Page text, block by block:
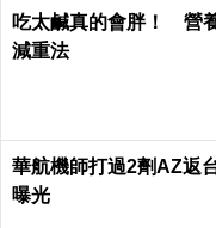
吃太鹹真的會胖！ 營
減重法
華航機師打過2劑AZ返
曝光